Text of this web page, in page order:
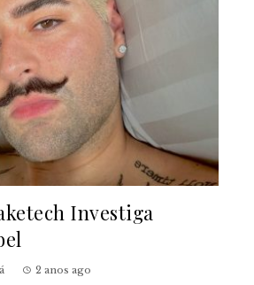
Investiga
2 anos ago